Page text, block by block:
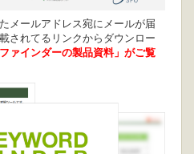
メールアドレス宛にメールが届
されてるリンクからダウンロー
ァインダーの製品資料」がご覧